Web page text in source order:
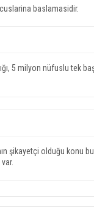
baslamasidir.
5 milyon nüfuslu tek
şikayetçi olduğu konu